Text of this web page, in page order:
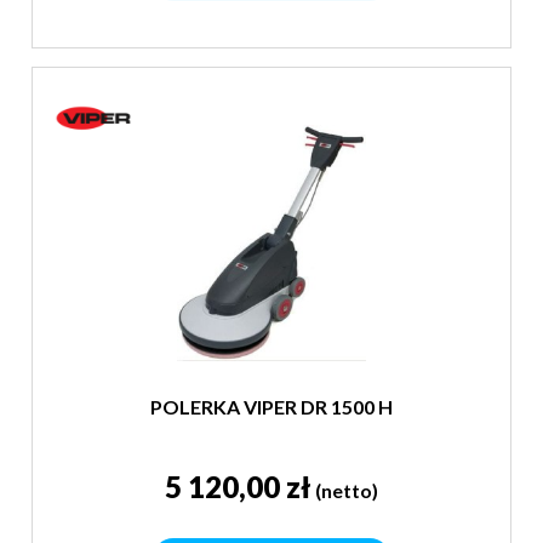
POLERKA VIPER DR 1500 H
5 120,00 zł (netto)